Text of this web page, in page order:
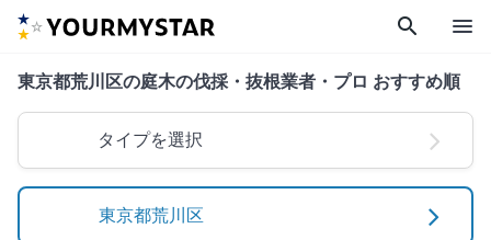
search menu
東京都荒川区の庭木の伐採・抜根業者・プロ おすすめ順
タイプを選択
東京都荒川区